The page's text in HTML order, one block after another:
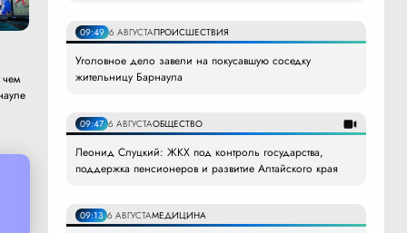
09:49 6 АВГУСТАПРОИСШЕСТВИЯ
Уголовное дело завели на покусавшую соседку
жительницу Барнаула
09:47 6 АВГУСТАОБЩЕСТВО
Леонид Слуцкий: ЖКХ под контроль государства,
поддержка пенсионеров и развитие Алтайского края
09:13 6 АВГУСТАМЕДИЦИНА